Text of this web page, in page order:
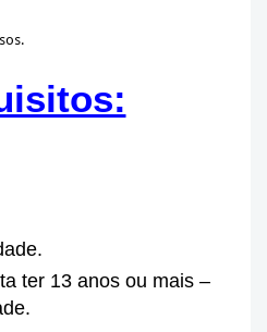
ter 13 anos ou mais –